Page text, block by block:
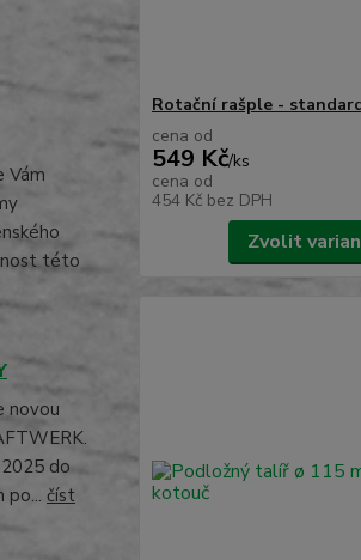
Vám
této
novou
do
po... číst
Rotační rašple -
cena od
549 Kč/ks
cena od
454 Kč bez DPH
Zvolit